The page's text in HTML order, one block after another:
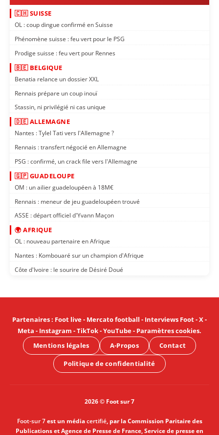
🇨🇭 SUISSE
OL : coup dingue confirmé en Suisse
Phénomène suisse : feu vert pour le PSG
Prodige suisse : feu vert pour Rennes
🇧🇪 BELGIQUE
Benatia relance un dossier XXL
Rennais prépare un coup inouï
Stassin, ni privilégié ni cas unique
🇩🇪 ALLEMAGNE
Nantes : Tylel Tati vers l'Allemagne ?
Rennais : transfert négocié en Allemagne
PSG : confirmé, un crack file vers l'Allemagne
🇬🇵 GUADELOUPE
OM : un ailier guadeloupéen à 18M€
Rennais : meneur de jeu guadeloupéen trouvé
ASSE : départ officiel d'Yvann Maçon
🌍 AFRIQUE
OL : nouveau partenaire en Afrique
Nantes : Kombouaré sur un champion d'Afrique
Côte d'Ivoire : le sourire de Désiré Doué
Partenaires: Foot live- Mercato football - Interviews Foot-X-
Meta - Instagram -TikTok-YouTube- Paramètres cookies.
Mentions légales
A-Propos Contact
Politique de confidentialité
2026 © Foot sur 7
Foot-sur 7est un médiacertifié, par la Commission Paritaire des
Publications et Agence de Presse de France, Service de presse en